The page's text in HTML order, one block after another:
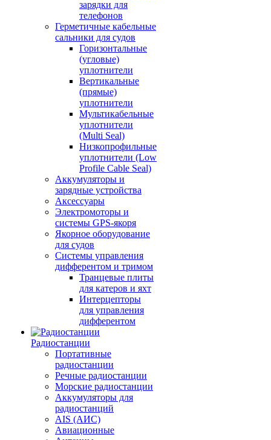
зарядки для
телефонов
Герметичные кабельные
сальники для судов
Горизонтальные
(угловые)
уплотнители
Вертикальные
(прямые)
уплотнители
Мультикабельные
уплотнители
(Multi Seal)
Низкопрофильные
уплотнители (Low
Profile Cable Seal)
Аккумуляторы и
зарядные устройства
Аксессуары
Электромоторы и
системы GPS-якоря
Якорное оборудование
для судов
Системы управления
дифферентом и тримом
Транцевые плиты
для катеров и яхт
Интерцепторы
для управления
дифферентом
Радиостанции
Портативные
радиостанции
Речные радиостанции
Морские радиостанции
Аккумуляторы для
радиостанций
AIS (АИС)
Авиационные